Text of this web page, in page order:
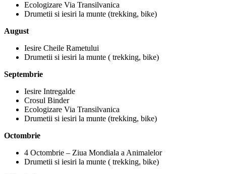
Ecologizare Via Transilvanica
Drumetii si iesiri la munte (trekking, bike)
August
Iesire Cheile Rametului
Drumetii si iesiri la munte ( trekking, bike)
Septembrie
Iesire Intregalde
Crosul Binder
Ecologizare Via Transilvanica
Drumetii si iesiri la munte (trekking, bike)
Octombrie
4 Octombrie – Ziua Mondiala a Animalelor
Drumetii si iesiri la munte ( trekking, bike)